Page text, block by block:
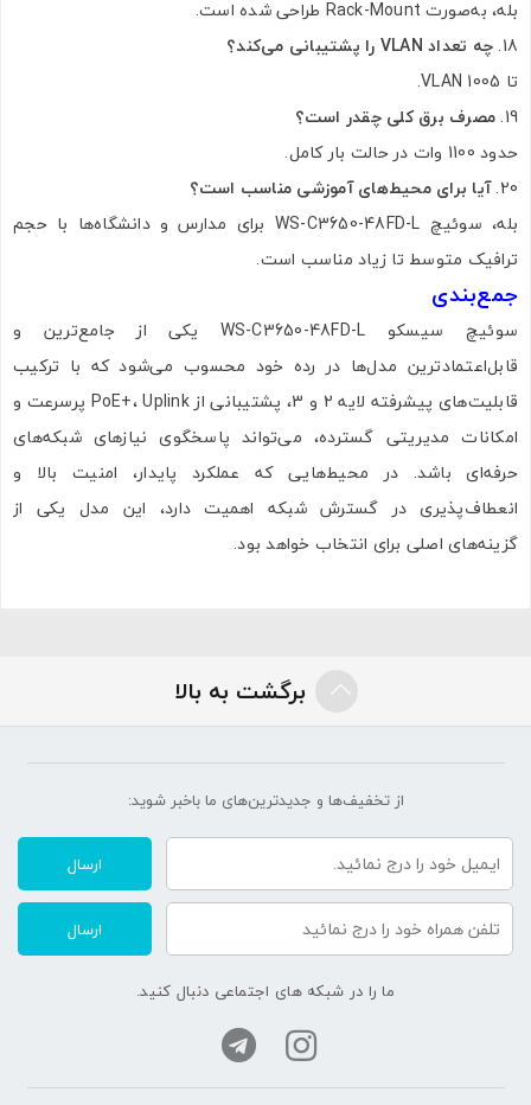
بله، به‌صورت Rack-Mount طراحی شده است.
چه تعداد VLAN را پشتیبانی می‌کند؟
تا 1005 VLAN.
مصرف برق کلی چقدر است؟
حدود 1100 وات در حالت بار کامل.
آیا برای محیط‌های آموزشی مناسب است؟
بله، سوئیچ WS-C3650-48FD-L برای مدارس و دانشگاه‌ها با حجم
ترافیک متوسط تا زیاد مناسب است.
جمع‌بندی
سوئیچ سیسکو WS-C3650-48FD-L یکی از جامع‌ترین و
قابل‌اعتمادترین مدل‌ها در رده خود محسوب می‌شود که با ترکیب
قابلیت‌های پیشرفته لایه 2 و 3، پشتیبانی از PoE+، Uplink پرسرعت و
امکانات مدیریتی گسترده، می‌تواند پاسخگوی نیازهای شبکه‌های
حرفه‌ای باشد. در محیط‌هایی که عملکرد پایدار، امنیت بالا و
انعطاف‌پذیری در گسترش شبکه اهمیت دارد، این مدل یکی از
گزینه‌های اصلی برای انتخاب خواهد بود.
برگشت به بالا
از تخفیف‌ها و جدیدترین‌های ما‌ باخبر شوید:
ارسال
ارسال
ما را در شبکه های اجتماعی دنبال کنید.